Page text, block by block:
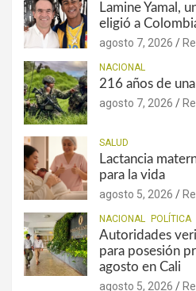
Lamine Yamal,
eligió a
agosto 7, 2026
NACIONAL
216 años de
agosto 7, 2026
SALUD
Lactancia
para la vida
agosto 5, 2026
NACIONAL POLÍTICA
Autoridades
para posesión
agosto en Cali
agosto 5, 2026